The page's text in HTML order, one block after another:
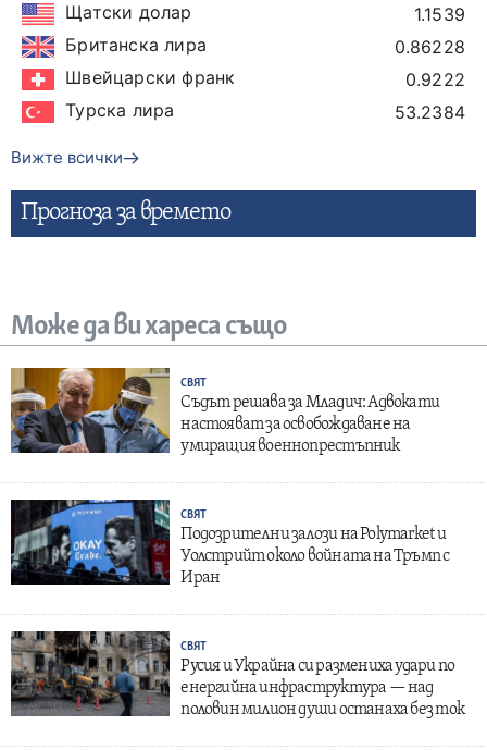
Щатски долар
1.1539
Британска лира
0.86228
Швейцарски франк
0.9222
Турска лира
53.2384
Вижте всички
Прогнозa за времето
Може да ви хареса също
СВЯТ
Съдът решава за Младич: Адвокати
настояват за освобождаване на
умиращия военнопрестъпник
СВЯТ
Подозрителни залози на Polymarket и
Уолстрийт около войната на Тръмп с
Иран
СВЯТ
Русия и Украйна си размениха удари по
енергийна инфраструктура — над
половин милион души останаха без ток